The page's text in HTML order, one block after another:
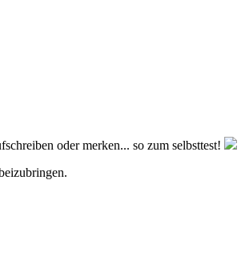
oder merken... so zum selbsttest!